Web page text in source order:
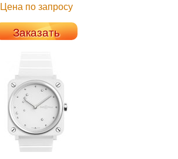
Цена по запросу
Заказать